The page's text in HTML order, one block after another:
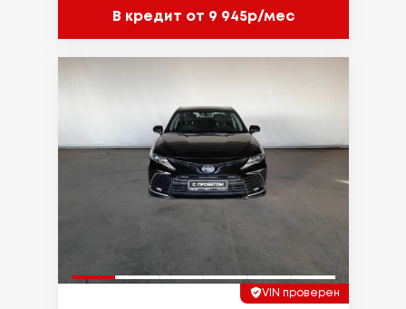
В кредит от 9 945р/мес
VIN проверен